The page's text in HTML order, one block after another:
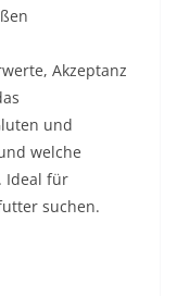
Akzeptanz
und
welche
Ideal für
suchen.